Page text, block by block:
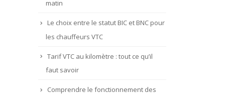
matin
Le choix entre le statut BIC et BNC pour
les chauffeurs VTC
Tarif VTC au kilomètre : tout ce qu’il
faut savoir
Comprendre le fonctionnement des